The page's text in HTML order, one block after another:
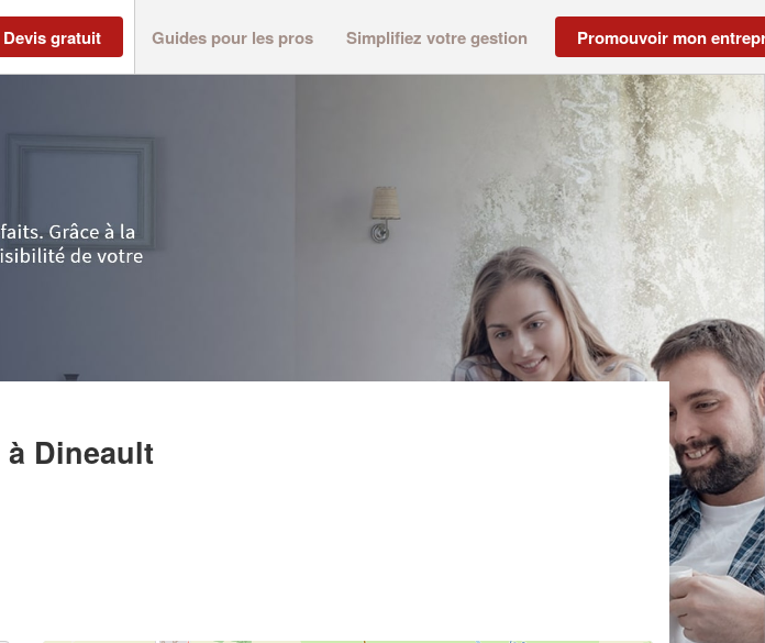
Devis gratuit Guides pour les pros Simplifiez votre gestion Promouvoir mon
à Dineault